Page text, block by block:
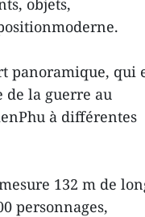
panoramique, qui
de la guerre au
à différentes
132 m de
personnages,